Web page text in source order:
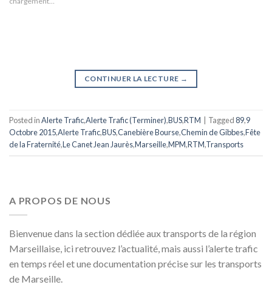
CONTINUER LA LECTURE →
Posted inAlerte Trafic,Alerte Trafic (Terminer),BUS,RTM Tagged89,9
Octobre 2015,Alerte Trafic,BUS,Canebière Bourse,Chemin de Gibbes,Fête
de la Fraternité,Le Canet Jean Jaurès,Marseille,MPM,RTM,Transports
A PROPOS DE NOUS
Bienvenue dans la section dédiée aux transports de la région
Marseillaise, ici retrouvez l’actualité, mais aussi l’alerte trafic
en temps réel et une documentation précise sur les transports
de Marseille.